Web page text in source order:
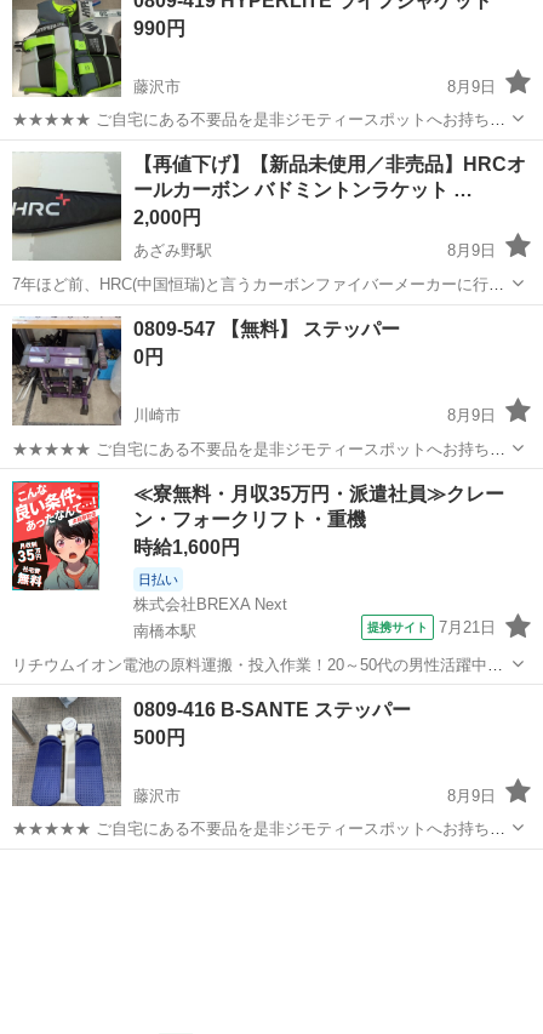
衣料服飾品、生活雑貨、家具、本、CD・DVDなどが無料でまとめて持
ち込めます！ ※詳細はこ...
990円
藤沢市
8月9日
★★★★★ ご自宅にある不要品を是非ジモティースポットへお持ち込
みしませんか？ 家電、趣味・スポーツ・レジャー用品、こども用品、
衣料服飾品、生活雑貨、家具、本、CD・DVDなどが無料でまとめて持
ち込めます！ ※詳細はこ...
神奈川 藤沢市 その他 ライフジャケット
【再値下げ】【新品未使用／非売品】HRCオ
ールカーボン バドミントンラケット …
2,000円
あざみ野駅
8月9日
7年ほど前、HRC(中国恒瑞)と言うカーボンファイバーメーカーに行
き、そちらで製造しているオールカーボンのバドミントンラケットを
頂きました。日本では手に入らない商品ですので、人と違うものがイ
イ！と言う人にお勧めです(^^♪ ...
神奈川 横浜市 あざみ野駅 その他 ラケット
0809-547 【無料】 ステッパー
0円
川崎市
8月9日
★★★★★ ご自宅にある不要品を是非ジモティースポットへお持ち込
みしませんか？ 家電、趣味・スポーツ・レジャー用品、こども用品、
衣料服飾品、生活雑貨、家具、本、CD・DVDなどが無料でまとめて持
ち込めます！ ※詳細はこ...
神奈川 川崎市 フィットネス、トレーニング ステッパー
≪寮無料・月収35万円・派遣社員≫クレー
ン・フォークリフト・重機
時給1,600円
日払い
株式会社BREXA Next
南橋本駅
提携サイト 7月21日
リチウムイオン電池の原料運搬・投入作業！20～50代の男性活躍中★
ワンルーム寮完備！赴任旅費会社負担！年間休日130日★フォークリフ
ト免許お持ちの方、活躍中！就業先食堂利用可★《神奈川県相模原
市》 人気の工場のお仕事 ◇電...
神奈川 相模原市
0809-416 B-SANTE ステッパー
500円
藤沢市
8月9日
★★★★★ ご自宅にある不要品を是非ジモティースポットへお持ち込
みしませんか？ 家電、趣味・スポーツ・レジャー用品、こども用品、